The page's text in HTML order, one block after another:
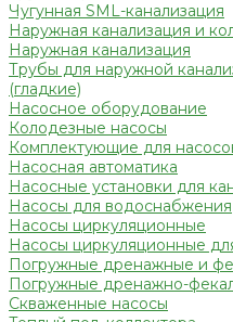
Чугунная SML-канализация
Наружная канализация и
Наружная канализация
Трубы для наружной
(гладкие)
Насосное оборудование
Колодезные насосы
Комплектующие для
Насосная автоматика
Насосные установки для
Насосы для водоснабжения
Насосы циркуляционные
Насосы циркуляционные
Погружные дренажные и
Погружные дренажно-
Скваженные насосы